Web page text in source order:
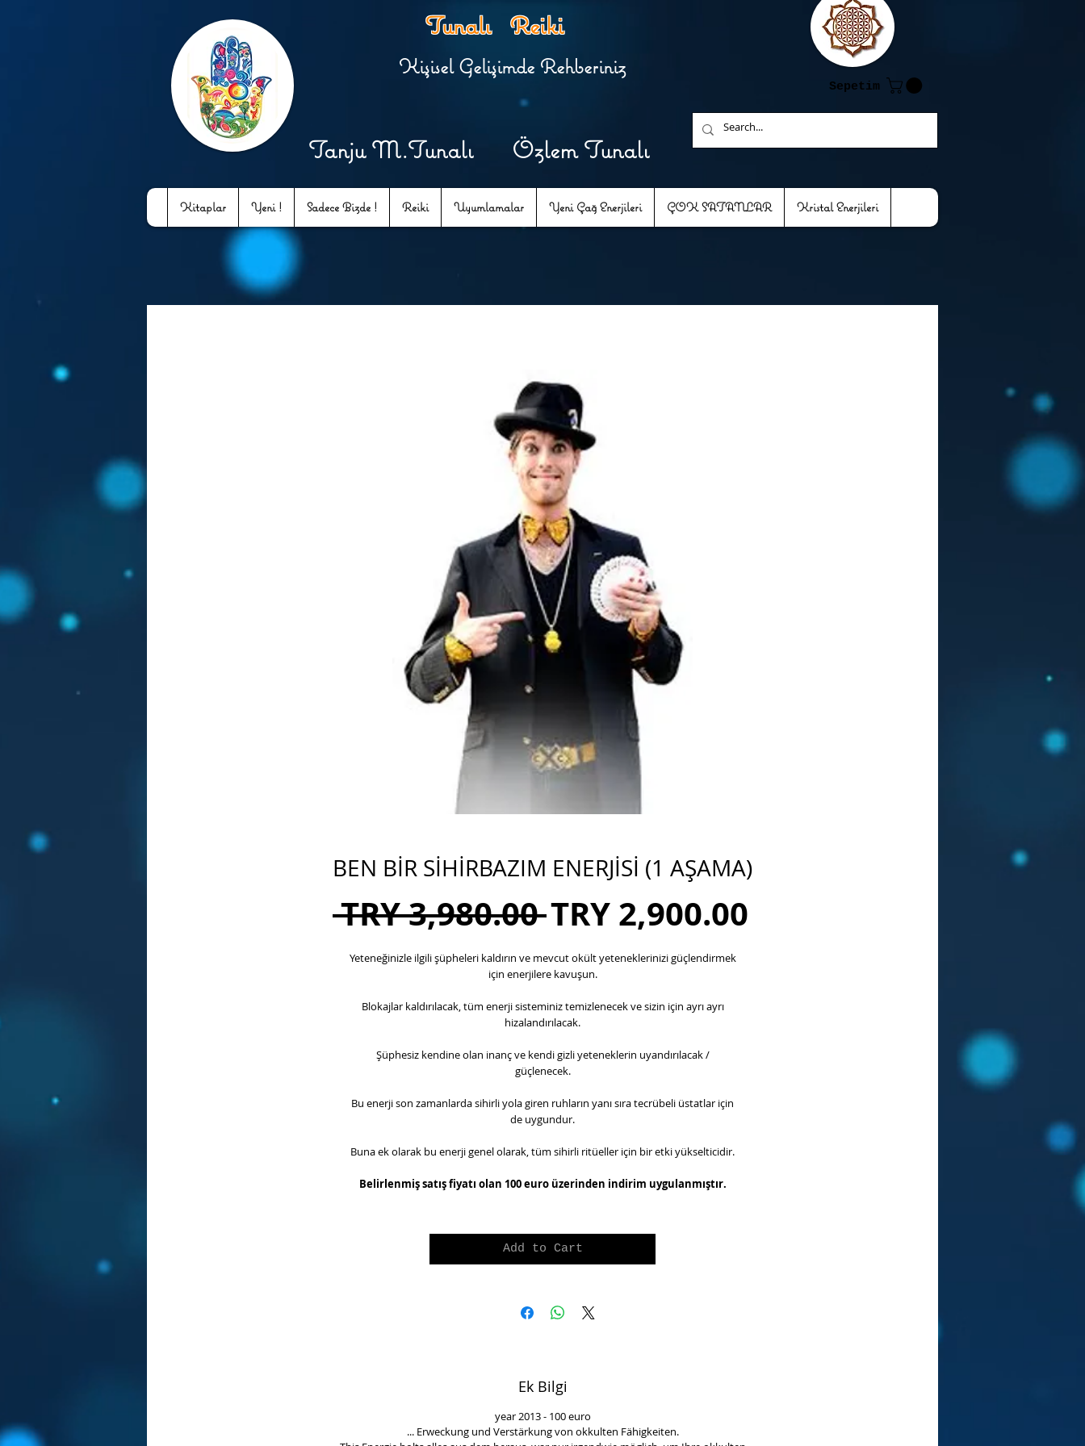
Tunalı Reiki
Kişisel Gelişimde Rehberiniz
Tanju M.Tunalı Özlem Tunalı
Sepetim
Kitaplar Yeni ! Sadece Bizde ! Reiki Uyumlamalar Yeni Çağ Enerjileri ÇOK SATANLAR Kristal Enerjileri
BEN BİR SİHİRBAZIM ENERJİSİ (1 AŞAMA)
TRY 3,980.00 Regular
Price
TRY 2,900.00
Yeteneğinizle ilgili şüpheleri kaldırın ve mevcut okült yeteneklerinizi güçlendirmek
için enerjilere kavuşun.
Blokajlar kaldırılacak, tüm enerji sisteminiz temizlenecek ve sizin için ayrı ayrı
hizalandırılacak.
Şüphesiz kendine olan inanç ve kendi gizli yeteneklerin uyandırılacak /
güçlenecek.
Bu enerji son zamanlarda sihirli yola giren ruhların yanı sıra tecrübeli üstatlar için
de uygundur.
Buna ek olarak bu enerji genel olarak, tüm sihirli ritüeller için bir etki yükselticidir.
Belirlenmiş satış fiyatı olan 100 euro üzerinden indirim uygulanmıştır.
Add to Cart
Ek Bilgi
year 2013 - 100 euro
... Erweckung und Verstärkung von okkulten Fähigkeiten.